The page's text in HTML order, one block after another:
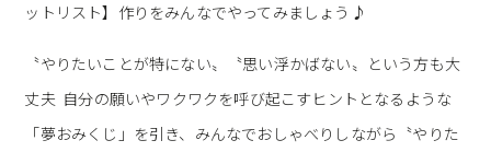
ットリスト】作りをみんなでやってみましょう♪
〝やりたいことが特にない〟〝思い浮かばない〟という方も大
丈夫 自分の願いやワクワクを呼び起こすヒントとなるような
「夢おみくじ」を引き、みんなでおしゃべりしながら〝やりた